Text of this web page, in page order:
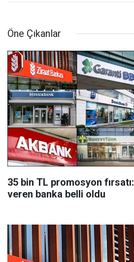
Öne Çıkanlar
35 bin TL promosyon
veren banka belli oldu